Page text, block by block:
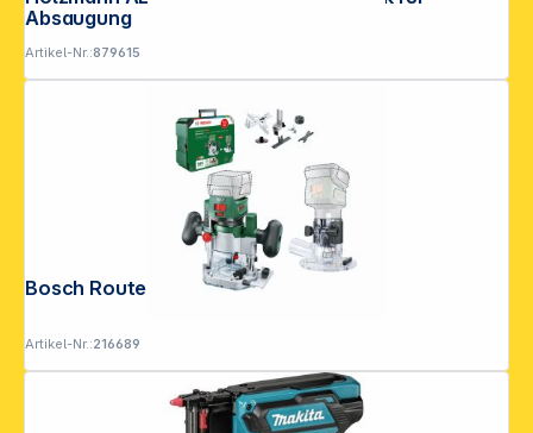
Absaugung
Artikel-Nr.:879615
Bosch Router Combi Set Oberfräse
Artikel-Nr.:216689